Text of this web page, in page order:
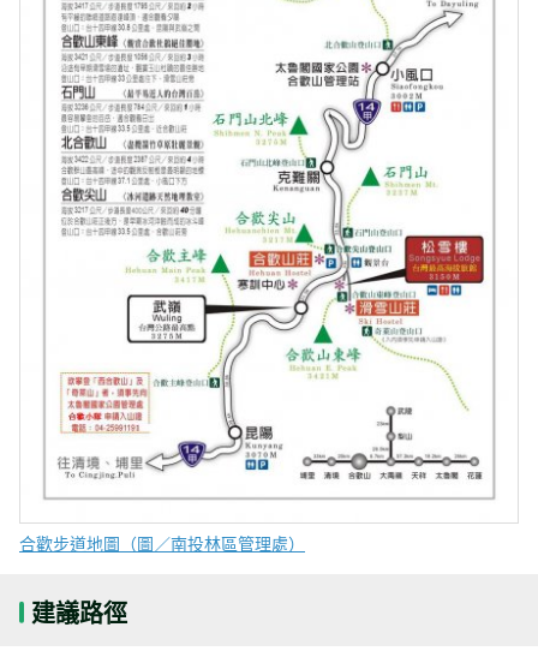
合歡步道地圖（圖／南投林區管理處）
建議路徑